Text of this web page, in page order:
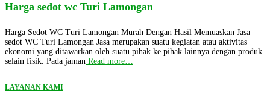
Harga sedot wc Turi Lamongan
Harga Sedot WC Turi Lamongan Murah Dengan Hasil Memuaskan Jasa
sedot WC Turi Lamongan Jasa merupakan suatu kegiatan atau aktivitas
ekonomi yang ditawarkan oleh suatu pihak ke pihak lainnya dengan produk
selain fisik. Pada jaman Read more…
LAYANAN KAMI